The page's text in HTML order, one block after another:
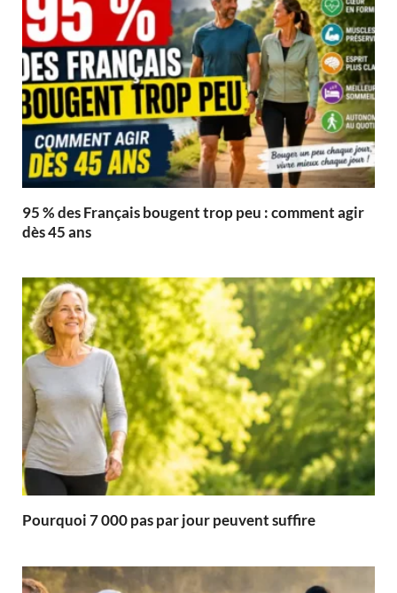
95 % des Français bougent trop peu : comment agir
dès 45 ans
Pourquoi 7 000 pas par jour peuvent suffire